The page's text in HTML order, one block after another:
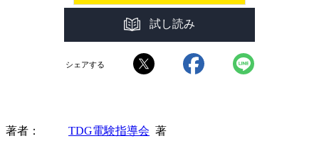
試し読み
シェアする
著者 TDG電験指導会 著